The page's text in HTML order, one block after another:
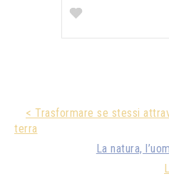
< Trasformare se stessi
terra
La natura,